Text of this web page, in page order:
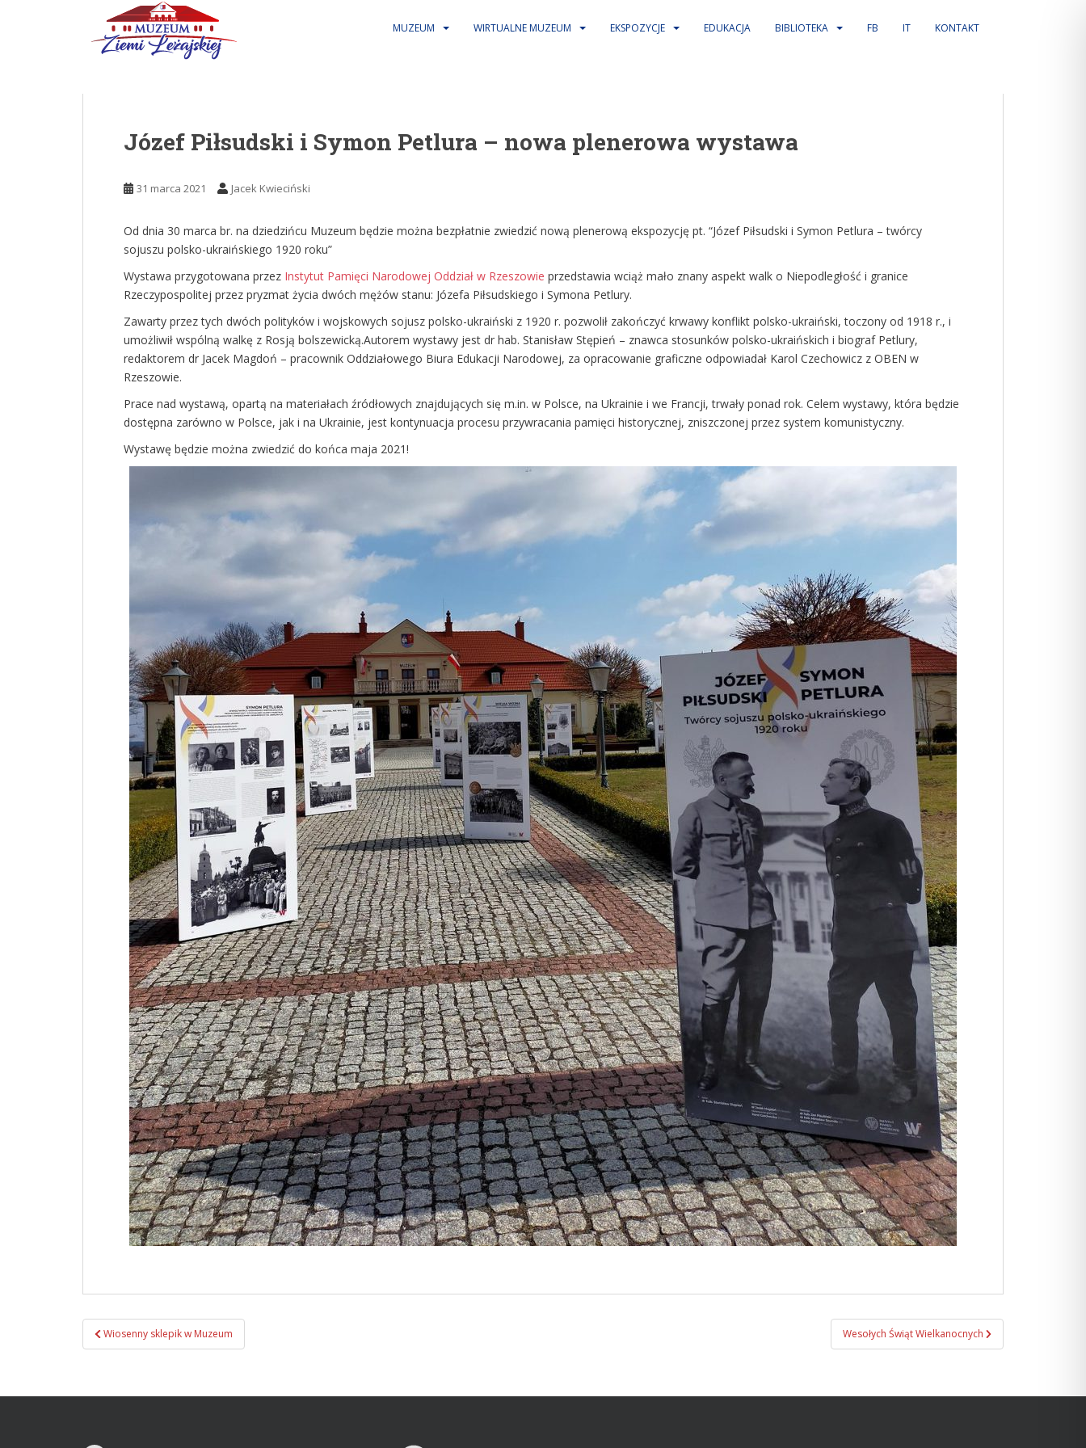
MUZEUM WIRTUALNE MUZEUM EKSPOZYCJE EDUKACJA BIBLIOTEKA FB IT KONTAKT
Józef Piłsudski i Symon Petlura – nowa plenerowa wystawa
31 marca 2021 Jacek Kwieciński
Od dnia 30 marca br. na dziedzińcu Muzeum będzie można bezpłatnie zwiedzić nową plenerową ekspozycję pt. “Józef Piłsudski i Symon Petlura – twórcy
sojuszu polsko-ukraińskiego 1920 roku”
Wystawa przygotowana przez Instytut Pamięci Narodowej Oddział w Rzeszowie przedstawia wciąż mało znany aspekt walk o Niepodległość i granice
Rzeczypospolitej przez pryzmat życia dwóch mężów stanu: Józefa Piłsudskiego i Symona Petlury.
Zawarty przez tych dwóch polityków i wojskowych sojusz polsko-ukraiński z 1920 r. pozwolił zakończyć krwawy konflikt polsko-ukraiński, toczony od 1918 r., i
umożliwił wspólną walkę z Rosją bolszewicką.Autorem wystawy jest dr hab. Stanisław Stępień – znawca stosunków polsko-ukraińskich i biograf Petlury,
redaktorem dr Jacek Magdoń – pracownik Oddziałowego Biura Edukacji Narodowej, za opracowanie graficzne odpowiadał Karol Czechowicz z OBEN w
Rzeszowie.
Prace nad wystawą, opartą na materiałach źródłowych znajdujących się m.in. w Polsce, na Ukrainie i we Francji, trwały ponad rok. Celem wystawy, która będzie
dostępna zarówno w Polsce, jak i na Ukrainie, jest kontynuacja procesu przywracania pamięci historycznej, zniszczonej przez system komunistyczny.
Wystawę będzie można zwiedzić do końca maja 2021!
Zobacz wpisy
Wiosenny sklepik w Muzeum Wesołych Świąt Wielkanocnych